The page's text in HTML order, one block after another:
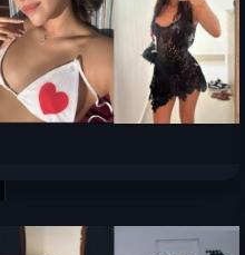
горячих фото 2025